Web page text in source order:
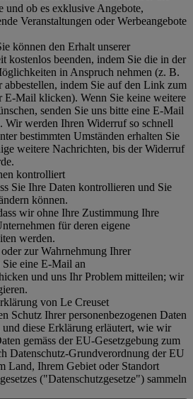
und ob es exklusive Angebote,
Veranstaltungen oder Werbeangebote
können den Erhalt unserer
kostenlos beenden, indem Sie die in der
in Anspruch nehmen (z. B.
abbestellen, indem Sie auf den Link zum
E-Mail klicken). Wenn Sie keine weitere
senden Sie uns bitte eine E-Mail
. Wir werden Ihren Widerruf so schnell
bestimmten Umständen erhalten Sie
weitere Nachrichten, bis der Widerruf
kontrolliert
Sie Ihre Daten kontrollieren und Sie
können.
wir ohne Ihre Zustimmung Ihre
für deren eigene
werden.
zur Wahrnehmung Ihrer
eine E-Mail an
und uns Ihr Problem mitteilen; wir
von Le Creuset
Schutz Ihrer personenbezogenen Daten
diese Erklärung erläutert, wie wir
gemäss der EU-Gesetzgebung zum
Datenschutz-Grundverordnung der EU
Land, Ihrem Gebiet oder Standort
("Datenschutzgesetze") sammeln